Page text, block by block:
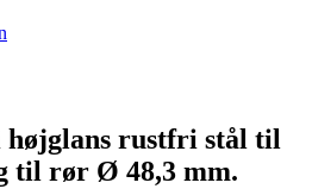
rustfri stål til
til rør Ø 48,3 mm.